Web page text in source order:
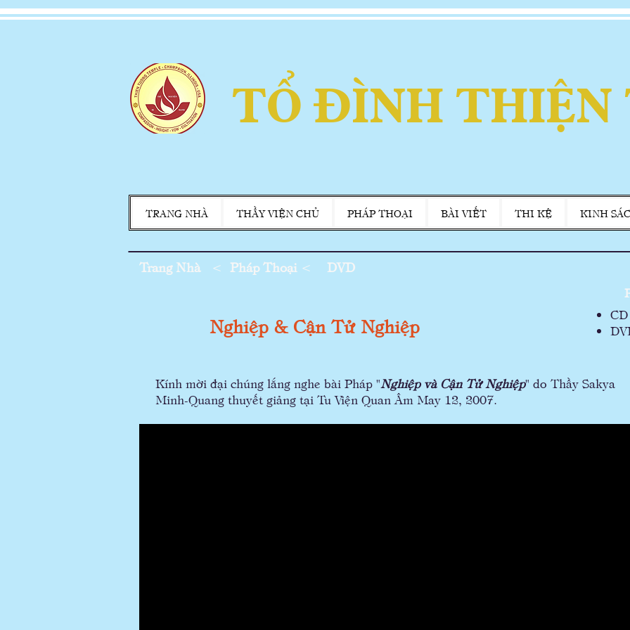
TỔ ĐÌNH THIỆN
TRANG NHÀ THẦY VIỆN CHỦ PHÁP THOẠI BÀI VIẾT THI KỆ KINH
Trang Nhà < Pháp Thoại < DVD
Nghiệp & Cận Tử Nghiệp
CD
Kính mời đại chúng lắng nghe bài Pháp "Nghiệp và Cận Tử Nghiệp" do Thầy Sakya
Minh-Quang thuyết giảng tại Tu Viện Quan Âm May 12, 2007.